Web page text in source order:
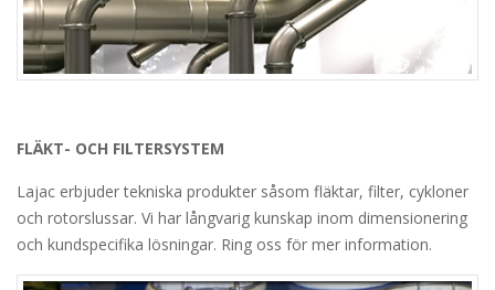
FLÄKT- OCH FILTERSYSTEM
Lajac erbjuder tekniska produkter såsom fläktar, filter, cykloner
och rotorslussar. Vi har långvarig kunskap inom dimensionering
och kundspecifika lösningar. Ring oss för mer information.